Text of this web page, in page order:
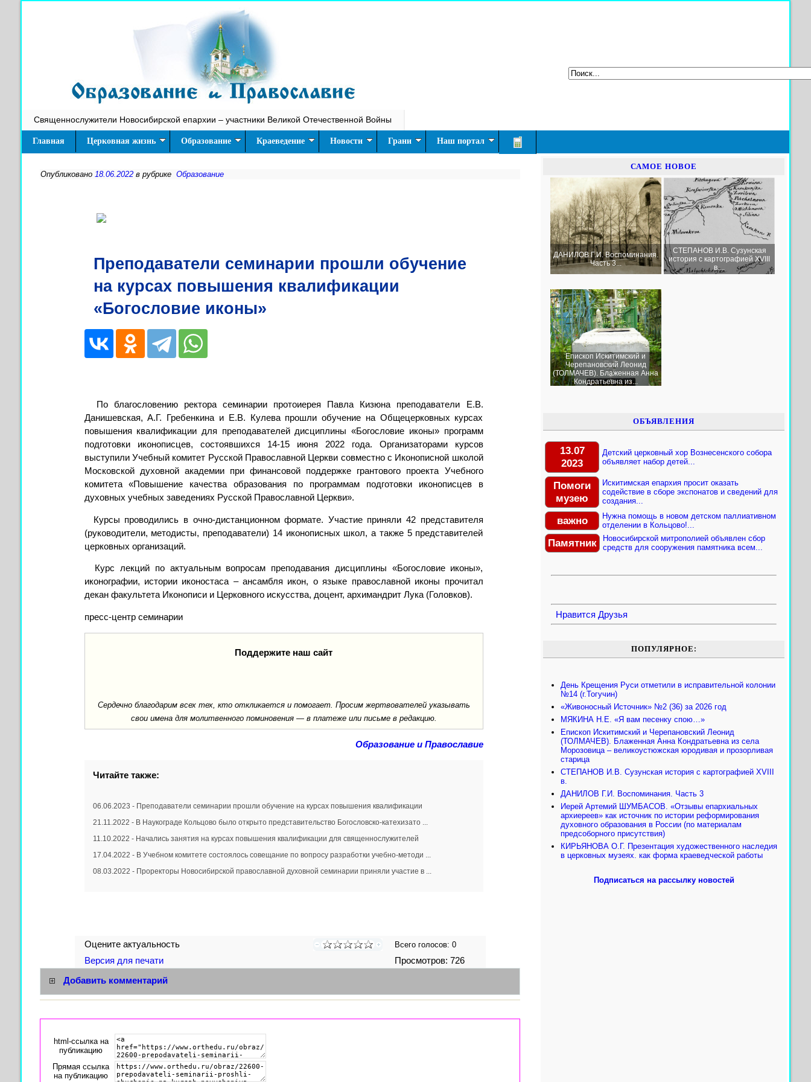
Священнослужители Новосибирской епархии – участники Великой Отечественной Войны
Главная Церковная жизнь Образование Краеведение Новости Грани Наш портал
Опубликовано 18.06.2022 в рубрике Образование
Преподаватели семинарии прошли обучение
на курсах повышения квалификации
«Богословие иконы»
По благословению ректора семинарии протоиерея Павла Кизюна преподаватели Е.В.
Данишевская, А.Г. Гребенкина и Е.В. Кулева прошли обучение на Общецерковных курсах
повышения квалификации для преподавателей дисциплины «Богословие иконы» программ
подготовки иконописцев, состоявшихся 14-15 июня 2022 года. Организаторами курсов
выступили Учебный комитет Русской Православной Церкви совместно с Иконописной школой
Московской духовной академии при финансовой поддержке грантового проекта Учебного
комитета «Повышение качества образования по программам подготовки иконописцев в
духовных учебных заведениях Русской Православной Церкви».
Курсы проводились в очно-дистанционном формате. Участие приняли 42 представителя
(руководители, методисты, преподаватели) 14 иконописных школ, а также 5 представителей
церковных организаций.
Курс лекций по актуальным вопросам преподавания дисциплины «Богословие иконы»,
иконографии, истории иконостаса – ансамбля икон, о языке православной иконы прочитал
декан факультета Иконописи и Церковного искусства, доцент, архимандрит Лука (Головков).
пресс-центр семинарии
Поддержите наш сайт
Сердечно благодарим всех тех, кто откликается и помогает. Просим жертвователей указывать
свои имена для молитвенного поминовения — в платеже или письме в редакцию.
Образование и Православие
Читайте также:
06.06.2023 - Преподаватели семинарии прошли обучение на курсах повышения квалификации
21.11.2022 - В Наукограде Кольцово было открыто представительство Богословско-катехизато ...
11.10.2022 - Начались занятия на курсах повышения квалификации для священнослужителей
17.04.2022 - В Учебном комитете состоялось совещание по вопросу разработки учебно-методи ...
08.03.2022 - Проректоры Новосибирской православной духовной семинарии приняли участие в ...
Оцените актуальность Всего голосов: 0
Версия для печати Просмотров: 726
Добавить комментарий
html-cсылка на
публикацию
Прямая ссылка
на публикацию
САМОЕ НОВОЕ
ДАНИЛОВ Г.И. Воспоминания.
Часть 3...
СТЕПАНОВ И.В. Сузунская
история с картографией XVIII
в....
Епископ Искитимский и
Черепановский Леонид
(ТОЛМАЧЕВ). Блаженная Анна
Кондратьевна из...
ОБЪЯВЛЕНИЯ
13.07
2023
Детский церковный хор Вознесенского собора
объявляет набор детей...
Помоги
музею
Искитимская епархия просит оказать
содействие в сборе экспонатов и сведений для
создания...
важно
Нужна помощь в новом детском паллиативном
отделении в Кольцово!...
Памятник
Новосибирской митрополией объявлен сбор
средств для сооружения памятника всем...
Нравится Друзья
ПОПУЛЯРНОЕ:
День Крещения Руси отметили в исправительной колонии
№14 (г.Тогучин)
«Живоносный Источник» №2 (36) за 2026 год
МЯКИНА Н.Е. «Я вам песенку спою…»
Епископ Искитимский и Черепановский Леонид
(ТОЛМАЧЕВ). Блаженная Анна Кондратьевна из села
Морозовица – великоустюжская юродивая и прозорливая
старица
СТЕПАНОВ И.В. Сузунская история с картографией XVIII
в.
ДАНИЛОВ Г.И. Воспоминания. Часть 3
Иерей Артемий ШУМБАСОВ. «Отзывы епархиальных
архиереев» как источник по истории реформирования
духовного образования в России (по материалам
предсоборного присутствия)
КИРЬЯНОВА О.Г. Презентация художественного наследия
в церковных музеях. как форма краеведческой работы
Подписаться на рассылку новостей